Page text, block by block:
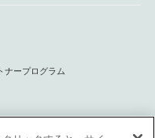
ナープログラム